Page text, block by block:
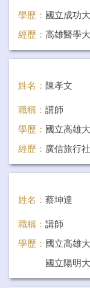
學歷： 國立成功
經歷： 高雄醫學
教授
姓名： 陳孝文
職稱： 講師
學歷： 國立高雄
經歷： 廣信旅行
任教科目：導遊
姓名： 蔡坤達
職稱： 講師
學歷： 國立高雄
國立陽明
經歷：長佑醫院